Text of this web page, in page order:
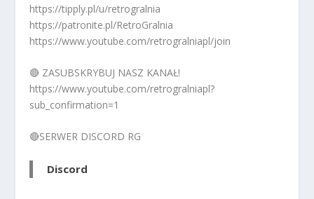
https://tipply.pl/u/retrogralnia
https://patronite.pl/RetroGralnia
https://www.youtube.com/retrogralniapl/join
🔴 ZASUBSKRYBUJ NASZ KANAŁ!
https://www.youtube.com/retrogralniapl?
sub_confirmation=1
🔴SERWER DISCORD RG
Discord